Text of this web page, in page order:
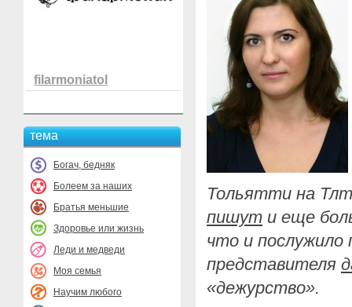
filarmoniatol
тема
Богач, бедняк
Болеем за наших
Братья меньшие
Здоровье или жизнь
Леди и медведи
Моя семья
Научим любого
Тольятти на
пишут и еще
что и послужило
представителя
«дежурство».